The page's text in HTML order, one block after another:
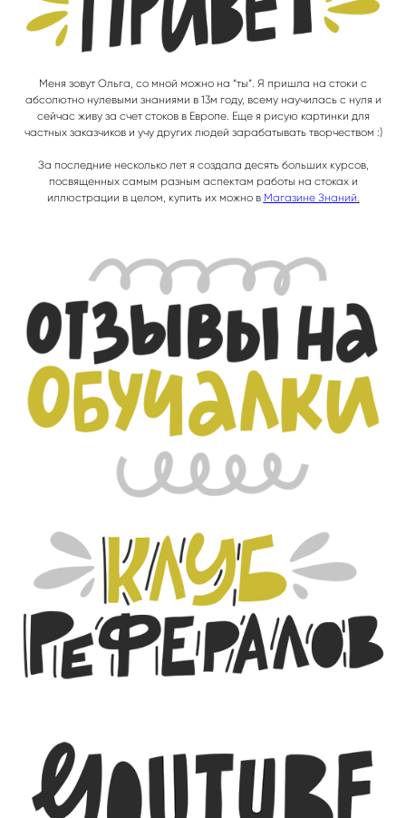
Меня зовут Ольга, со мной можно на “ты”. Я пришла на стоки с
абсолютно нулевыми знаниями в 13м году, всему научилась с нуля и
сейчас живу за счет стоков в Европе. Еще я рисую картинки для
частных заказчиков и учу других людей зарабатывать творчеством :)
За последние несколько лет я создала десять больших курсов,
посвященных самым разным аспектам работы на стоках и
иллюстрации в целом, купить их можно в Магазине Знаний